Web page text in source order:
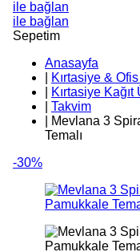
ile bağlan
ile bağlan
Sepetim
Anasayfa
Kırtasiye &
Kırtasiye Kağıt
Takvim
Mevlana 3
Temalı
-30%